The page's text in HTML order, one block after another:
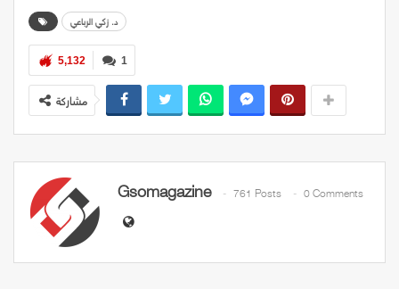
د. زكي الرباعي
1
5,132
مشاركة
Gsomagazine 761 Posts 0 Comments